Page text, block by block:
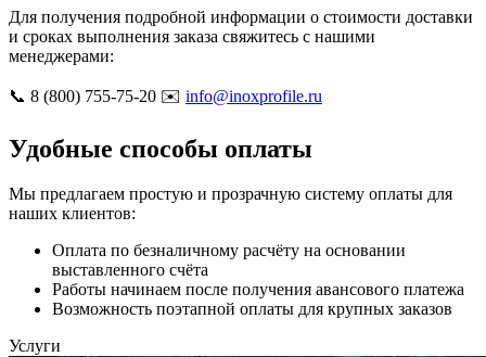
Для получения подробной информации о стоимости доставки
и сроках выполнения заказа свяжитесь с нашими
менеджерами:
📞 8 (800) 755-75-20 ✉️ info@inoxprofile.ru
Удобные способы оплаты
Мы предлагаем простую и прозрачную систему оплаты для
наших клиентов:
Оплата по безналичному расчёту на основании
выставленного счёта
Работы начинаем после получения авансового платежа
Возможность поэтапной оплаты для крупных заказов
Услуги